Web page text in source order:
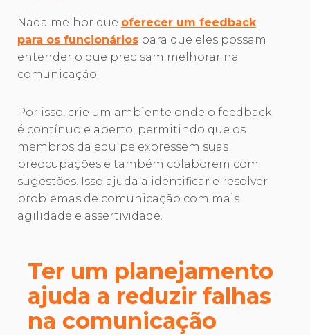
Nada melhor que oferecer um feedback
para os funcionários para que eles possam
entender o que precisam melhorar na
comunicação.
Por isso, crie um ambiente onde o feedback
é contínuo e aberto, permitindo que os
membros da equipe expressem suas
preocupações e também colaborem com
sugestões. Isso ajuda a identificar e resolver
problemas de comunicação com mais
agilidade e assertividade.
Ter um planejamento
ajuda a reduzir falhas
na comunicação